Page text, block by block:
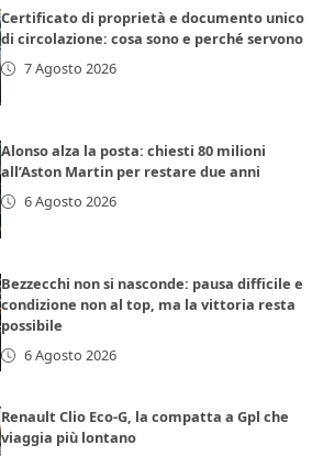
Certificato di proprietà e documento unico
di circolazione: cosa sono e perché servono
7 Agosto 2026
Alonso alza la posta: chiesti 80 milioni
all’Aston Martin per restare due anni
6 Agosto 2026
Bezzecchi non si nasconde: pausa difficile e
condizione non al top, ma la vittoria resta
possibile
6 Agosto 2026
Renault Clio Eco-G, la compatta a Gpl che
viaggia più lontano